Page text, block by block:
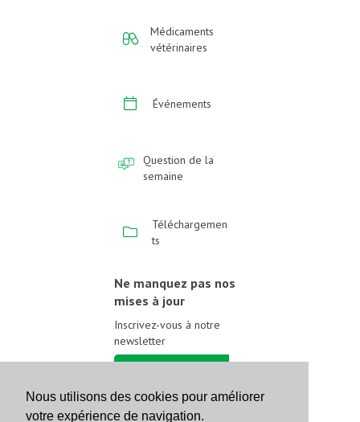
Nous utilisons des cookies pour améliorer
votre expérience de navigation.
Médicaments
vétérinaires
Événements
Question de la
semaine
Téléchargemen
ts
Ne manquez pas nos
mises à jour
Inscrivez-vous à notre
newsletter
Suivez-nous sur les